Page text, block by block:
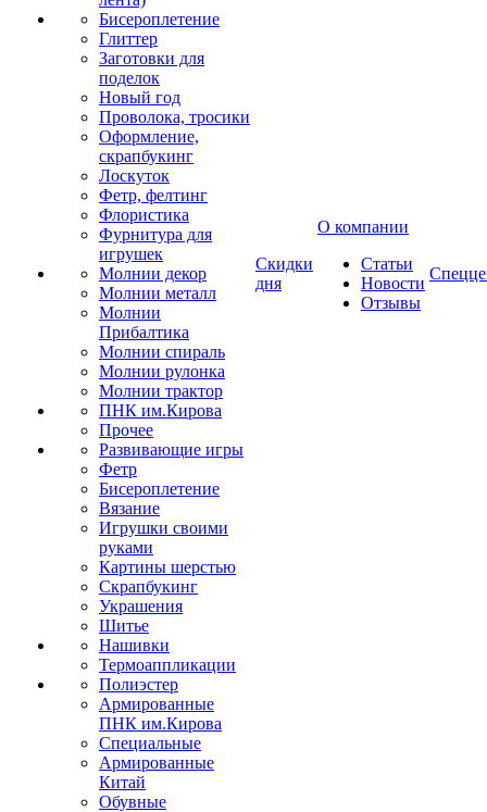
Бисероплетение
Глиттер
Заготовки для
поделок
Новый год
Проволока, тросики
Оформление,
скрапбукинг
Лоскуток
Фетр, фелтинг
Флористика
Фурнитура для
игрушек
Молнии декор
Молнии металл
Молнии
Прибалтика
Молнии спираль
Молнии рулонка
Молнии трактор
ПНК им.Кирова
Прочее
Развивающие игры
Фетр
Бисероплетение
Вязание
Игрушки своими
руками
Картины шерстью
Скрапбукинг
Украшения
Шитье
Нашивки
Термоаппликации
Полиэстер
Армированные
ПНК им.Кирова
Специальные
Армированные
Китай
Обувные
Скидки
дня
О компании
Статьи
Новости
Отзывы